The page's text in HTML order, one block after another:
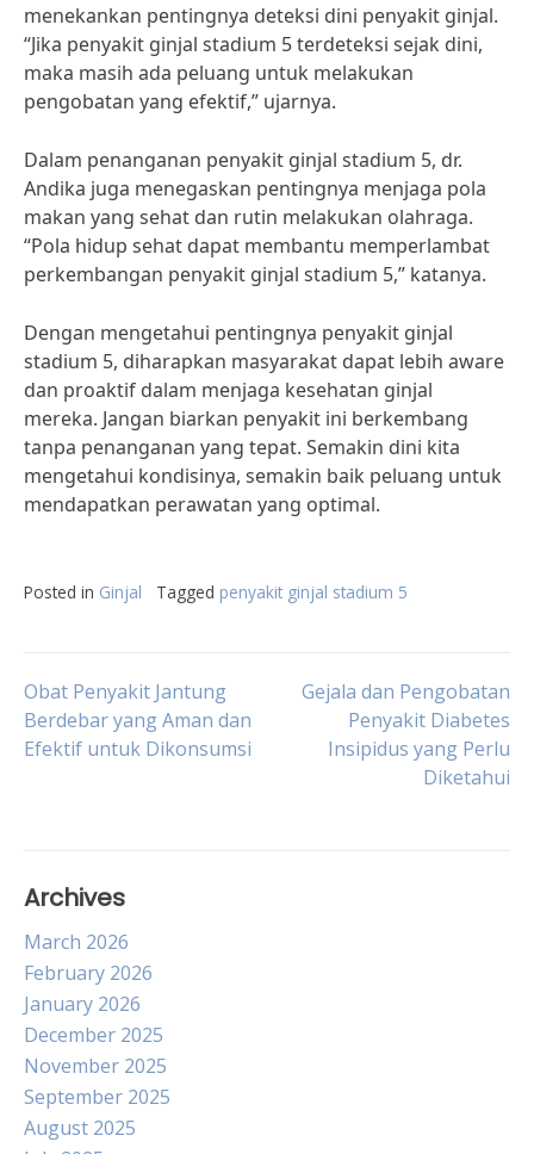
menekankan pentingnya deteksi dini penyakit ginjal.
“Jika penyakit ginjal stadium 5 terdeteksi sejak dini,
maka masih ada peluang untuk melakukan
pengobatan yang efektif,” ujarnya.
Dalam penanganan penyakit ginjal stadium 5, dr.
Andika juga menegaskan pentingnya menjaga pola
makan yang sehat dan rutin melakukan olahraga.
“Pola hidup sehat dapat membantu memperlambat
perkembangan penyakit ginjal stadium 5,” katanya.
Dengan mengetahui pentingnya penyakit ginjal
stadium 5, diharapkan masyarakat dapat lebih aware
dan proaktif dalam menjaga kesehatan ginjal
mereka. Jangan biarkan penyakit ini berkembang
tanpa penanganan yang tepat. Semakin dini kita
mengetahui kondisinya, semakin baik peluang untuk
mendapatkan perawatan yang optimal.
Posted in Ginjal Tagged penyakit ginjal stadium 5
Post
navigation
Obat Penyakit Jantung
Berdebar yang Aman dan
Efektif untuk Dikonsumsi
Gejala dan Pengobatan
Penyakit Diabetes
Insipidus yang Perlu
Diketahui
Archives
March 2026
February 2026
January 2026
December 2025
November 2025
September 2025
August 2025